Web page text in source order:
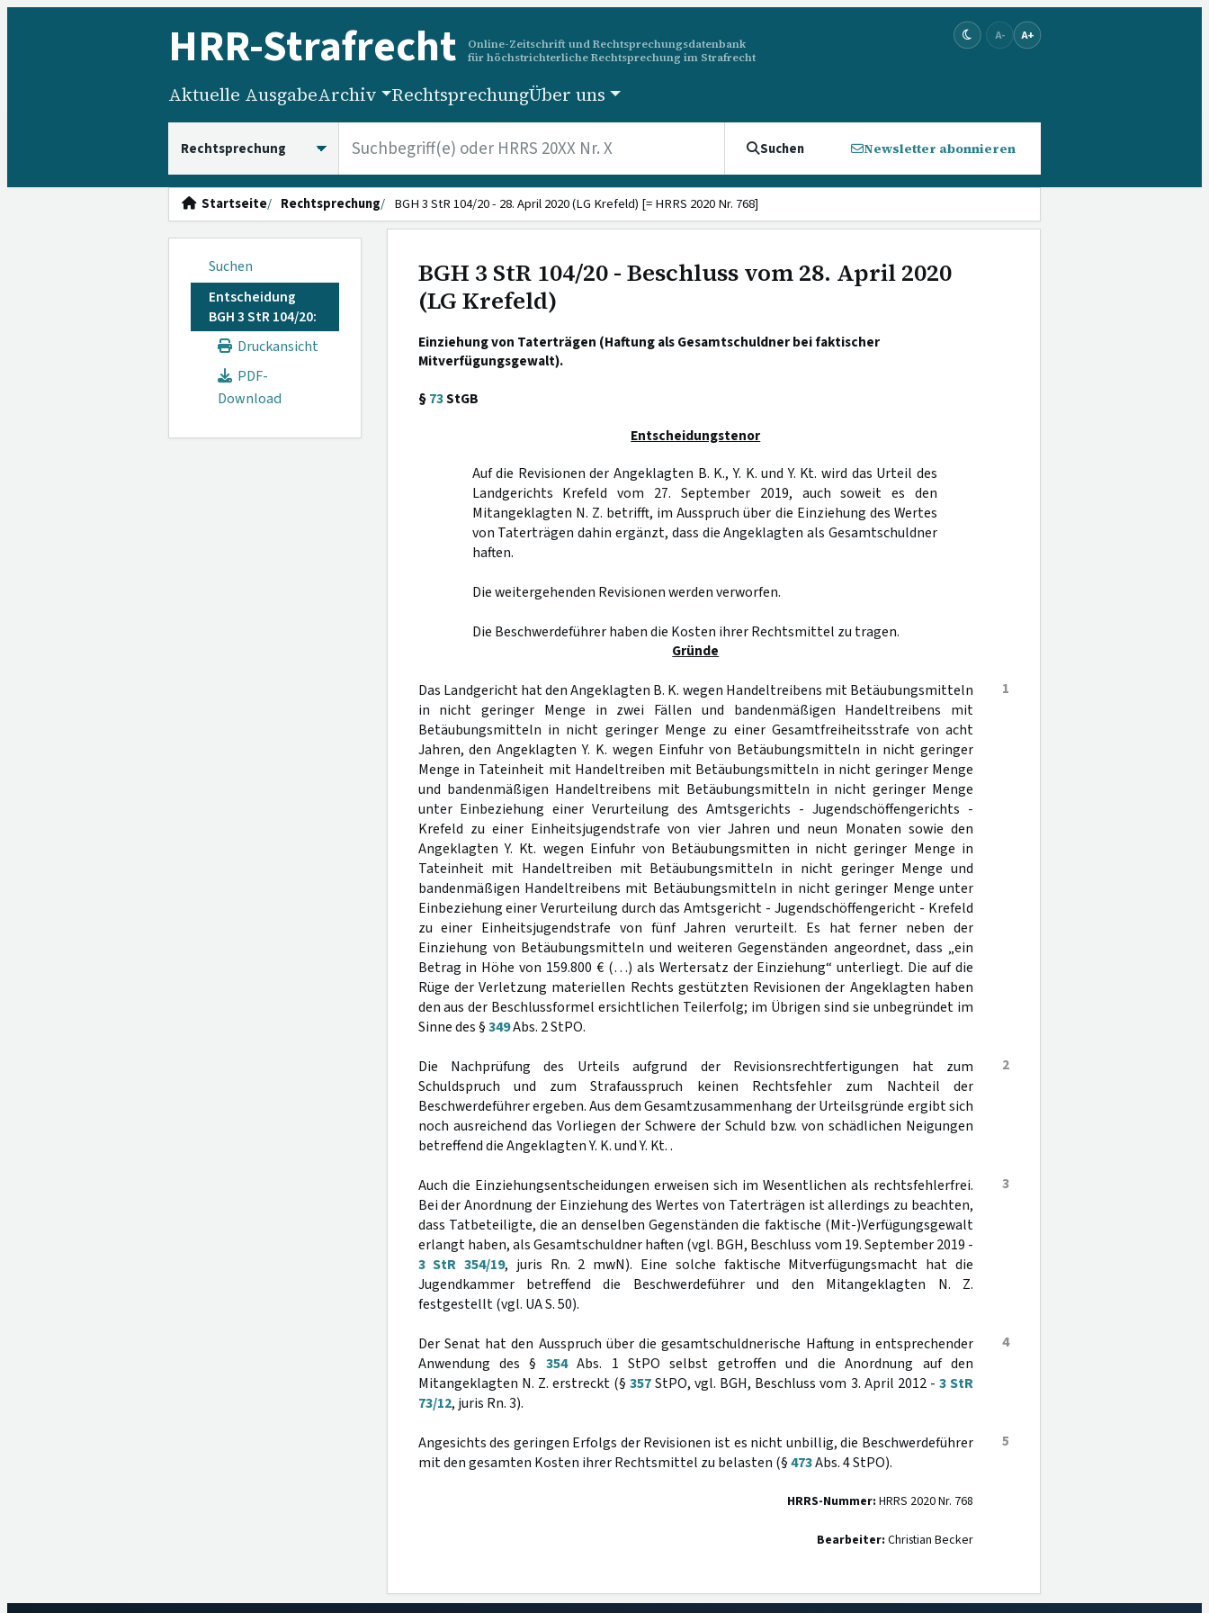
HRR-Strafrecht
Online-Zeitschrift und Rechtsprechungsdatenbank
für höchstrichterliche Rechtsprechung im Strafrecht
A- A+
Aktuelle AusgabeArchiv RechtsprechungÜber uns
Suchen Newsletter abonnieren
Startseite Rechtsprechung BGH 3 StR 104/20 - 28. April 2020 (LG Krefeld) [= HRRS 2020 Nr. 768]
Suchen
Entscheidung
BGH 3 StR 104/20:
Druckansicht
PDF-
Download
BGH 3 StR 104/20 - Beschluss vom 28. April 2020
(LG Krefeld)
Einziehung von Taterträgen (Haftung als Gesamtschuldner bei faktischer
Mitverfügungsgewalt).
§73StGB
Entscheidungstenor
Auf die Revisionen der Angeklagten B. K., Y. K. und Y. Kt. wird das Urteil des
Landgerichts Krefeld vom 27. September 2019, auch soweit es den
Mitangeklagten N. Z. betrifft, im Ausspruch über die Einziehung des Wertes
von Taterträgen dahin ergänzt, dass die Angeklagten als Gesamtschuldner
haften.
Die weitergehenden Revisionen werden verworfen.
Die Beschwerdeführer haben die Kosten ihrer Rechtsmittel zu tragen.
Gründe
1
Das Landgericht hat den Angeklagten B. K. wegen Handeltreibens mit Betäubungsmitteln
in nicht geringer Menge in zwei Fällen und bandenmäßigen Handeltreibens mit
Betäubungsmitteln in nicht geringer Menge zu einer Gesamtfreiheitsstrafe von acht
Jahren, den Angeklagten Y. K. wegen Einfuhr von Betäubungsmitteln in nicht geringer
Menge in Tateinheit mit Handeltreiben mit Betäubungsmitteln in nicht geringer Menge
und bandenmäßigen Handeltreibens mit Betäubungsmitteln in nicht geringer Menge
unter Einbeziehung einer Verurteilung des Amtsgerichts - Jugendschöffengerichts -
Krefeld zu einer Einheitsjugendstrafe von vier Jahren und neun Monaten sowie den
Angeklagten Y. Kt. wegen Einfuhr von Betäubungsmitten in nicht geringer Menge in
Tateinheit mit Handeltreiben mit Betäubungsmitteln in nicht geringer Menge und
bandenmäßigen Handeltreibens mit Betäubungsmitteln in nicht geringer Menge unter
Einbeziehung einer Verurteilung durch das Amtsgericht - Jugendschöffengericht - Krefeld
zu einer Einheitsjugendstrafe von fünf Jahren verurteilt. Es hat ferner neben der
Einziehung von Betäubungsmitteln und weiteren Gegenständen angeordnet, dass „ein
Betrag in Höhe von 159.800 € (…) als Wertersatz der Einziehung“ unterliegt. Die auf die
Rüge der Verletzung materiellen Rechts gestützten Revisionen der Angeklagten haben
den aus der Beschlussformel ersichtlichen Teilerfolg; im Übrigen sind sie unbegründet im
Sinne des §349Abs. 2 StPO.
2
Die Nachprüfung des Urteils aufgrund der Revisionsrechtfertigungen hat zum
Schuldspruch und zum Strafausspruch keinen Rechtsfehler zum Nachteil der
Beschwerdeführer ergeben. Aus dem Gesamtzusammenhang der Urteilsgründe ergibt sich
noch ausreichend das Vorliegen der Schwere der Schuld bzw. von schädlichen Neigungen
betreffend die Angeklagten Y. K. und Y. Kt. .
3
Auch die Einziehungsentscheidungen erweisen sich im Wesentlichen als rechtsfehlerfrei.
Bei der Anordnung der Einziehung des Wertes von Taterträgen ist allerdings zu beachten,
dass Tatbeteiligte, die an denselben Gegenständen die faktische (Mit-)Verfügungsgewalt
erlangt haben, als Gesamtschuldner haften (vgl. BGH, Beschluss vom 19. September 2019 -
3 StR 354/19, juris Rn. 2 mwN). Eine solche faktische Mitverfügungsmacht hat die
Jugendkammer betreffend die Beschwerdeführer und den Mitangeklagten N. Z.
festgestellt (vgl. UA S. 50).
4
Der Senat hat den Ausspruch über die gesamtschuldnerische Haftung in entsprechender
Anwendung des § 354Abs. 1 StPO selbst getroffen und die Anordnung auf den
Mitangeklagten N. Z. erstreckt (§ 357StPO, vgl. BGH, Beschluss vom 3. April 2012 - 3 StR
73/12, juris Rn. 3).
5
Angesichts des geringen Erfolgs der Revisionen ist es nicht unbillig, die Beschwerdeführer
mit den gesamten Kosten ihrer Rechtsmittel zu belasten (§473Abs. 4 StPO).
HRRS-Nummer: HRRS 2020 Nr. 768
Bearbeiter: Christian Becker